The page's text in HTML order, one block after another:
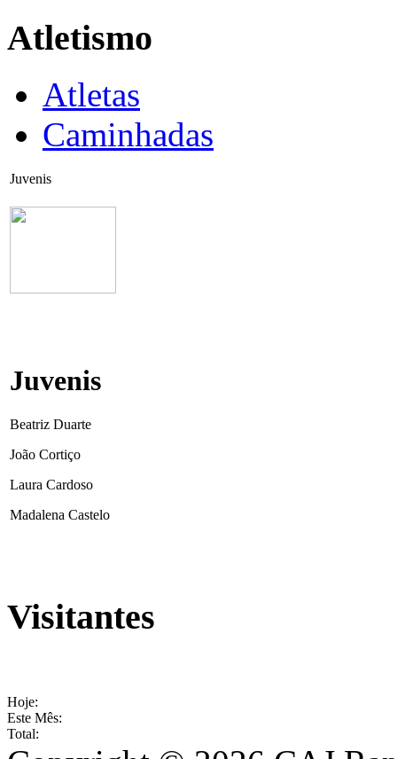
Atletismo
Atletas
Caminhadas
Juvenis
Juvenis
Beatriz Duarte
João Cortiço
Laura Cardoso
Madalena Castelo
Visitantes
Hoje:
Este Mês:
Total: